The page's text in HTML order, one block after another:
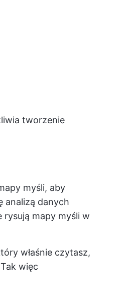
tworzenie
myśli, aby
analizą danych
rysują mapy myśli w
właśnie czytasz,
więc